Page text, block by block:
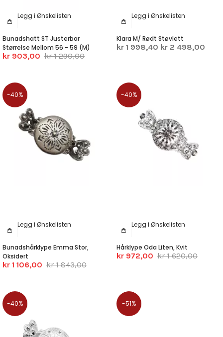
Legg i Ønskelisten
Bunadshatt ST Justerbar
Størrelse Mellom 56 - 59 (M)
kr 903,00 kr 1 290,00
Legg i Ønskelisten
Klara M/ Rødt Støvlett
kr 1 998,40 kr 2 498,00
-40%
Legg i Ønskelisten
Bunadshårklype Emma Stor,
Oksidert
kr 1 106,00 kr 1 843,00
-40%
Legg i Ønskelisten
Hårklype Oda Liten, Kvit
kr 972,00 kr 1 620,00
-40% -51%